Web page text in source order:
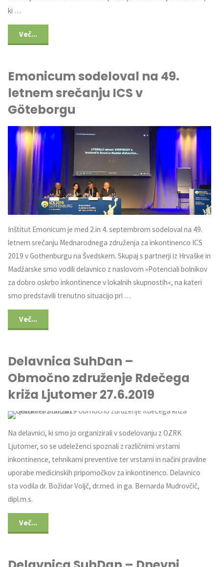
ki …
Več...
Emonicum sodeloval na 49.
letnem srečanju ICS v
Göteborgu
Inštitut Emonicum je med 2.in 4. septembrom sodeloval na 49.
letnem srečanju Mednarodnega združenja za inkontinenco ICS
2019 v Gothenburgu na Švedskem. Skupaj s partnerji iz Hrvaške in
Madžarske smo vodili delavnico z naslovom »Potenciali bolnikov
za dobro oskrbo inkontinence v lokalnih skupnostih«, na kateri
smo predstavili trenutno situacijo pri …
Več...
Delavnica SuhDan –
Območno združenje Rdečega
križa Ljutomer 27.6.2019
Na delavnici, ki smo jo organizirali v sodelovanju z OZRK
Ljutomer, so se udeleženci spoznali z različnimi vrstami
inkontinence, tehnikami preventive ter vrstami in načini pravilne
uporabe medicinskih pripomočkov za inkontinenco. Delavnico
sta vodila dr. Božidar Voljč, dr.med. in ga. Bernarda Mudrovčič,
dipl.m.s.
Več...